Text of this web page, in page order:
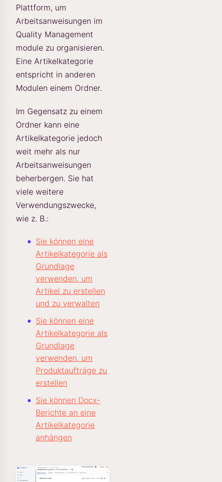
Plattform, um
Arbeitsanweisungen im
Quality Management
module zu organisieren.
Eine Artikelkategorie
entspricht in anderen
Modulen einem Ordner.
Im Gegensatz zu einem
Ordner kann eine
Artikelkategorie jedoch
weit mehr als nur
Arbeitsanweisungen
beherbergen. Sie hat
viele weitere
Verwendungszwecke,
wie z. B.:
Sie können eine
Artikelkategorie als
Grundlage
verwenden, um
Artikel zu erstellen
und zu verwalten
Sie können eine
Artikelkategorie als
Grundlage
verwenden, um
Produktaufträge zu
erstellen
Sie können Docx-
Berichte an eine
Artikelkategorie
anhängen